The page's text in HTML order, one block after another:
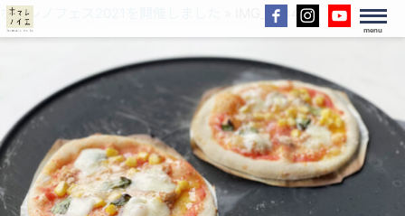
menu
ホマレノフェス2021を開催しました » IMG_5044